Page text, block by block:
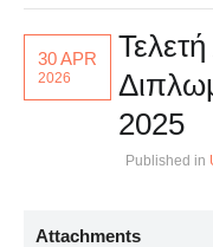
30 APR
2026
2025
Published in
Attachments